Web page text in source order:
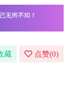
藏 点赞(0)